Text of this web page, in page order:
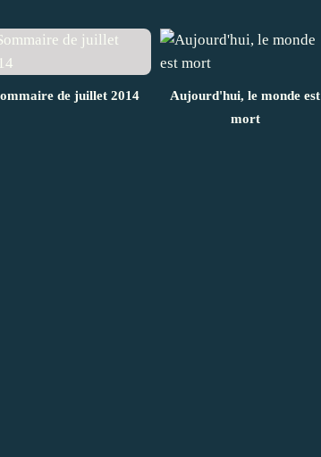
de juillet 2014
Aujourd'hui, le monde est
mort